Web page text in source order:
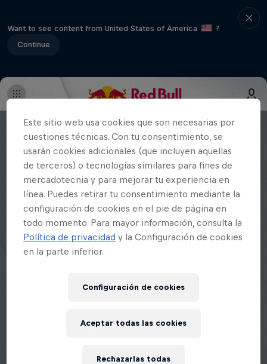
Want to see content from United States of America
?
Continue
Este sitio web usa cookies que son necesarias por
cuestiones técnicas. Con tu consentimiento, se
usarán cookies adicionales (que incluyen aquellas
de terceros) o tecnologías similares para fines de
mercadotecnia y para mejorar tu experiencia en
línea. Puedes retirar tu consentimiento mediante la
configuración de cookies en el pie de página en
todo momento. Para mayor información, consulta la
Política de privacidad y la Configuración de cookies
en la parte inferior.
Configuración de cookies
Rechazarlas todas
Aceptar todas las cookies